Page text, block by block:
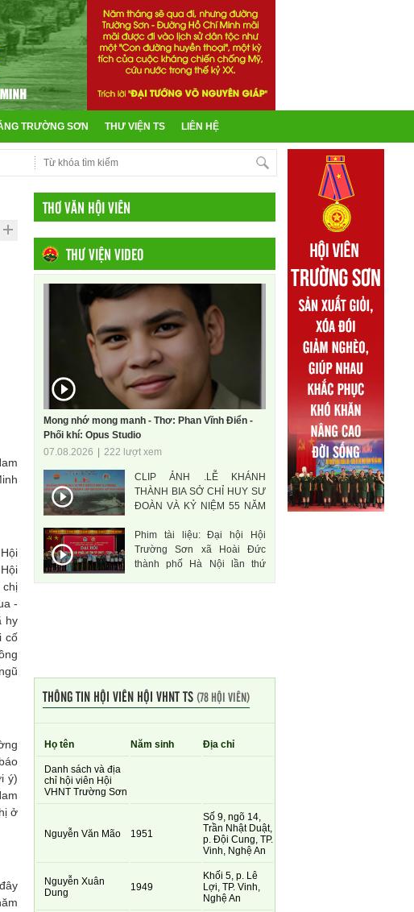
TRƯỜNG SƠN THƯ VIỆN TS LIÊN HỆ
chị
-
hy
cố
ý)
ở
THƠ VĂN HỘI VIÊN
THƯ VIỆN VIDEO
Mong nhớ mong manh - Thơ: Phan Vĩnh Điển -
Phối khí: Opus Studio
07.08.2026
222 lượt xem
CLIP ẢNH .LỄ KHÁNH
THÀNH BIA SỞ CHỈ HUY SƯ
ĐOÀN VÀ KỶ NIỆM 55 NĂM
ANH HÙNG
Phim tài liệu: Đại hội Hội
Trường Sơn xã Hoài Đức
thành phố Hà Nội lần thứ
THÔNG TIN HỘI VIÊN HỘI VHNT TS(78 HỘI VIÊN)
Họ tên Năm sinh Địa chỉ
Danh sách và địa
chỉ hội viên Hội
VHNT Trường Sơn
Nguyễn Văn Mão 1951
Số 9, ngõ 14,
Trần Nhật Duật,
p. Đội Cung, TP.
Vinh, Nghệ An
Nguyễn Xuân
Dung
1949
Khối 5, p. Lê
Lợi, TP. Vinh,
Nghệ An